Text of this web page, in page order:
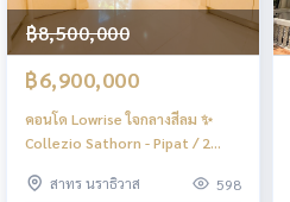
฿8,500,000
฿6,900,000
คอนโด Lowrise ใจกลางสีลม ✨
Collezio Sathorn - Pipat / 2
สาทร - พิพัฒน์ / 2 ห้องนอน (ขาย)
สาทร นราธิวาส 598